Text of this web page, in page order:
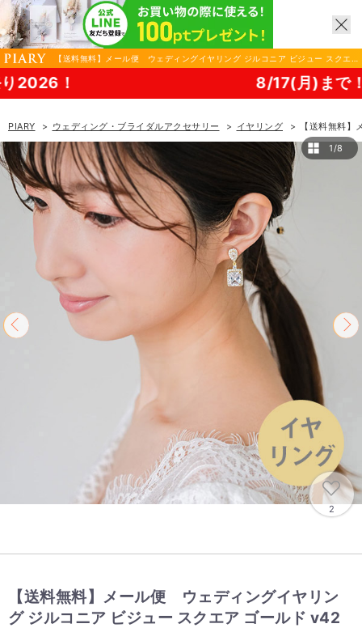
【送料無料】メール便 ウェディングイヤリング ジルコニア ビジュー スクエ
ア ゴールド v42|ウェディング・ブライダルアクセサリーならPIARY（ピアリ
ー）
8/17(月)まで！PIARY
PIARY ウェディング・ブライダルアクセサリー イヤリング
【送料無料
1/8
2
【送料無料】メール便 ウェディングイヤリン
グ ジルコニア ビジュー スクエア ゴールド v42